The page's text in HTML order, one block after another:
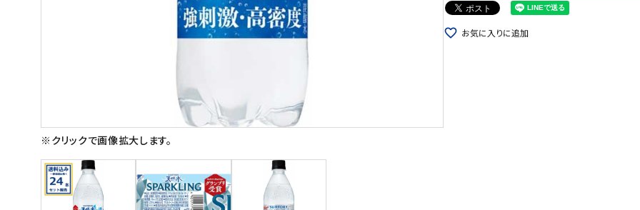
フードロス
ペット用品
※クリックで画像拡大します。
favorite_border お気に入りに追加